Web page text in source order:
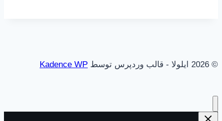
© 2026 ایلولا - قالب وردپرس توسط Kadence WP